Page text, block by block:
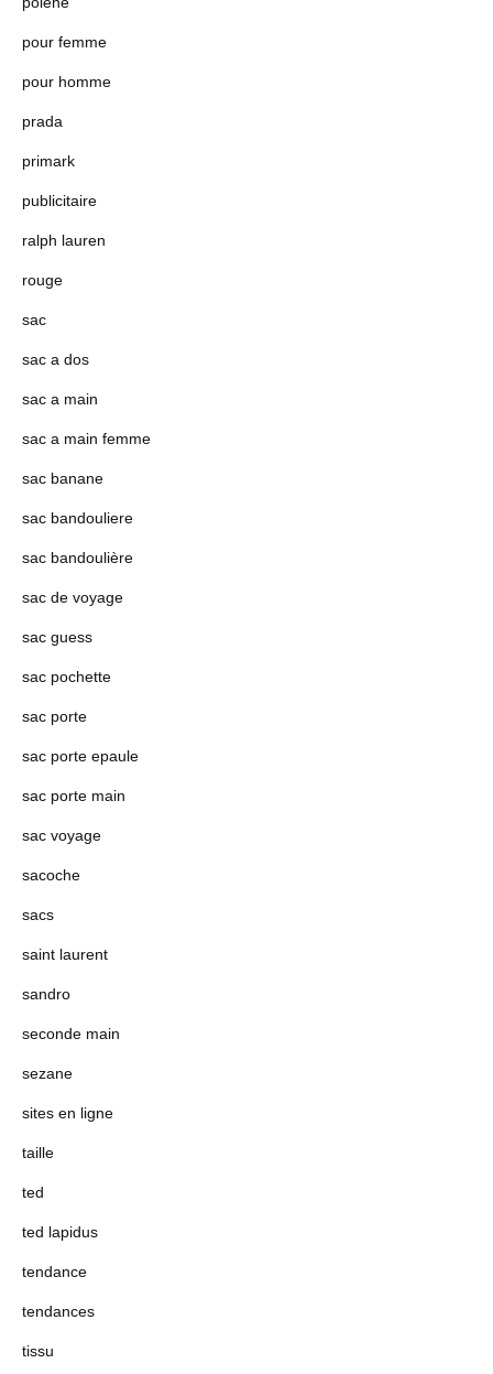
pour femme
pour homme
prada
primark
publicitaire
ralph lauren
rouge
sac
sac a dos
sac a main
sac a main femme
sac banane
sac bandouliere
sac bandoulière
sac de voyage
sac guess
sac pochette
sac porte
sac porte epaule
sac porte main
sac voyage
sacoche
sacs
saint laurent
sandro
seconde main
sezane
sites en ligne
taille
ted
ted lapidus
tendance
tendances
tissu